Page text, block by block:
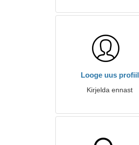
Looge uus profiil
Kirjelda ennast